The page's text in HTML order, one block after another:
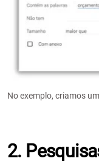
No exemplo, criamos
2.